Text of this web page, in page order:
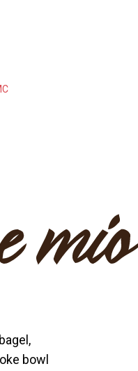
bowl